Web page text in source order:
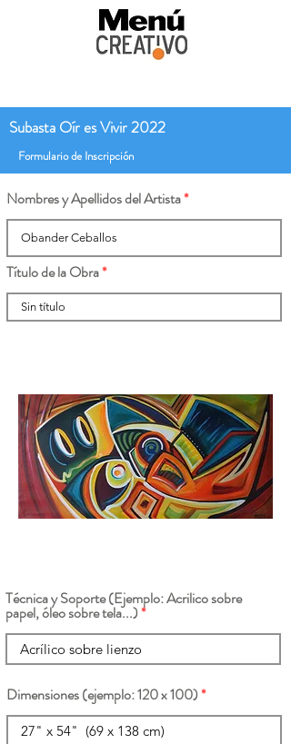
Subasta Oír es Vivir 2022
Formulario de Inscripción
Nombres y Apellidos del Artista
Título de la Obra
Técnica y Soporte (Ejemplo: Acrilico sobre
papel, óleo sobre tela...)
Dimensiones (ejemplo: 120 x 100)